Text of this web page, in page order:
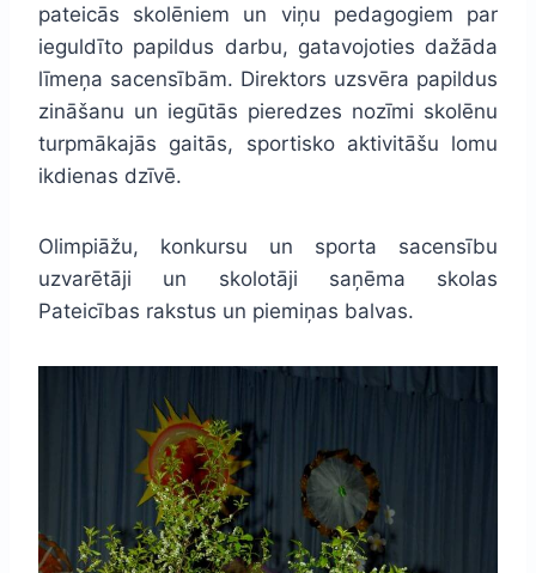
pateicās skolēniem un viņu pedagogiem par
ieguldīto papildus darbu, gatavojoties dažāda
līmeņa sacensībām. Direktors uzsvēra papildus
zināšanu un iegūtās pieredzes nozīmi skolēnu
turpmākajās gaitās, sportisko aktivitāšu lomu
ikdienas dzīvē.
Olimpiāžu, konkursu un sporta sacensību
uzvarētāji un skolotāji saņēma skolas
Pateicības rakstus un piemiņas balvas.